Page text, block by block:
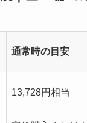
通常時の目安
13,728円相当